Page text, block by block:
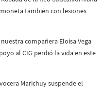
también con lesiones
compañera Eloísa Vega
al CIG perdió la vida en este
Marichuy suspende el